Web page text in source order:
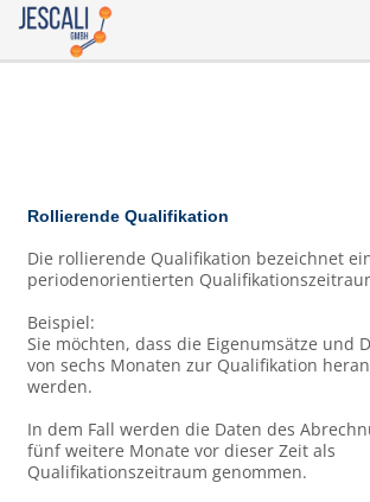
Rollierende Qualifikation
Die rollierende Qualifikation bezeichnet
periodenorientierten
Beispiel:
Sie möchten, dass die Eigenumsätze und
von sechs Monaten zur Qualifikation
werden.
In dem Fall werden die Daten des
fünf weitere Monate vor dieser Zeit als
Qualifikationszeitraum genommen.